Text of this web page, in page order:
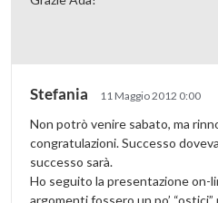
Stefania 11 Maggio 2012 0:00
Non potrò venire sabato, ma
congratulazioni. Successo
successo sarà.
Ho seguito la presentazione on-
argomenti fossero un po’ “ostici”